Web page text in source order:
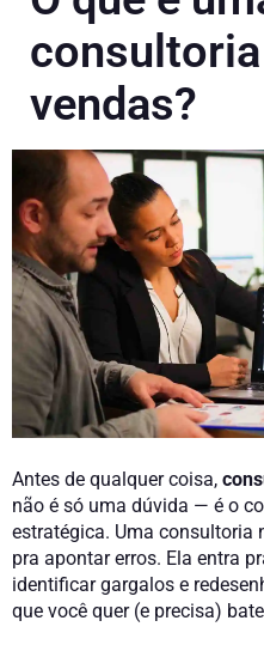
vendas?
Antes de qualquer coisa,
não é só uma dúvida — é o
estratégica. Uma consultoria
pra apontar erros. Ela entra
identificar gargalos e
que você quer (e precisa)